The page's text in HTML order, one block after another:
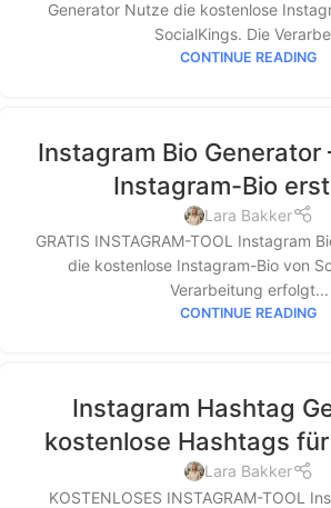
Generator Nutze die kostenlose
SocialKings. Die
CONTINUE READING
Instagram Bio Generator
Instagram-Bio
Lara Bakker
GRATIS INSTAGRAM-TOOL Instagram
die kostenlose Instagram-Bio von
Verarbeitung erfolgt...
CONTINUE READING
Instagram Hashtag
kostenlose Hashtags
Lara Bakker
KOSTENLOSES INSTAGRAM-TOOL